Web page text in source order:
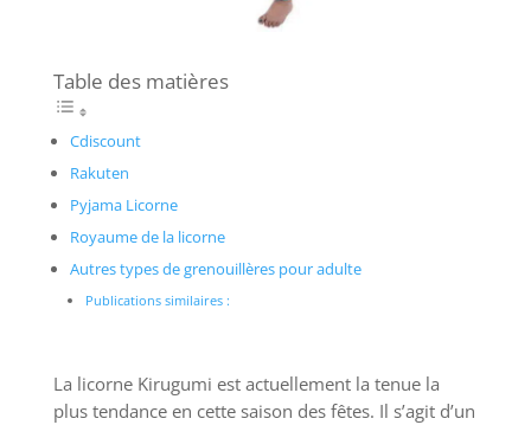
Table des matières
Cdiscount
Rakuten
Pyjama Licorne
Royaume de la licorne
Autres types de grenouillères pour adulte
Publications similaires :
La licorne Kirugumi est actuellement la tenue la
plus tendance en cette saison des fêtes. Il s’agit d’un